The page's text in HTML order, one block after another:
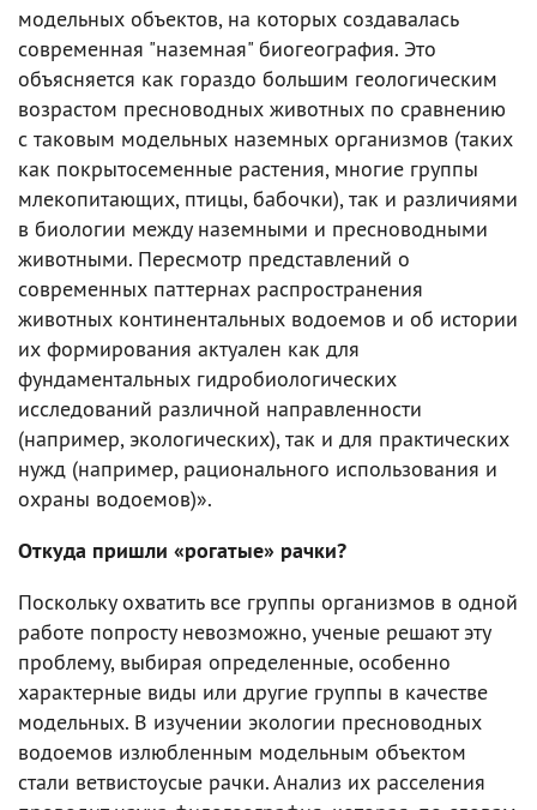
модельных объектов, на которых создавалась
современная "наземная" биогеография. Это
объясняется как гораздо большим геологическим
возрастом пресноводных животных по сравнению
с таковым модельных наземных организмов (таких
как покрытосеменные растения, многие группы
млекопитающих, птицы, бабочки), так и различиями
в биологии между наземными и пресноводными
животными. Пересмотр представлений о
современных паттернах распространения
животных континентальных водоемов и об истории
их формирования актуален как для
фундаментальных гидробиологических
исследований различной направленности
(например, экологических), так и для практических
нужд (например, рационального использования и
охраны водоемов)».
Откуда пришли «рогатые» рачки?
Поскольку охватить все группы организмов в одной
работе попросту невозможно, ученые решают эту
проблему, выбирая определенные, особенно
характерные виды или другие группы в качестве
модельных. В изучении экологии пресноводных
водоемов излюбленным модельным объектом
стали ветвистоусые рачки. Анализ их расселения